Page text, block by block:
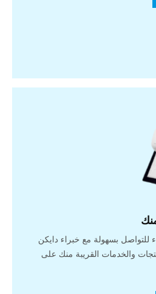
للتواصل بسهولة مع خبراء دايكن
والخدمات القريبة منك على